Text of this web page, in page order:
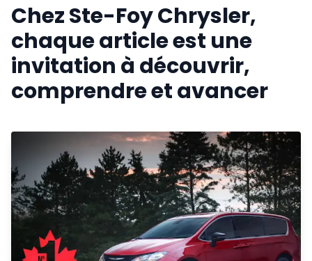
Chez Ste-Foy Chrysler,
chaque article est une
invitation à découvrir,
comprendre et avancer